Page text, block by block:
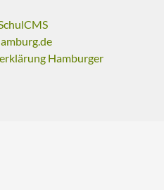
Hamburger